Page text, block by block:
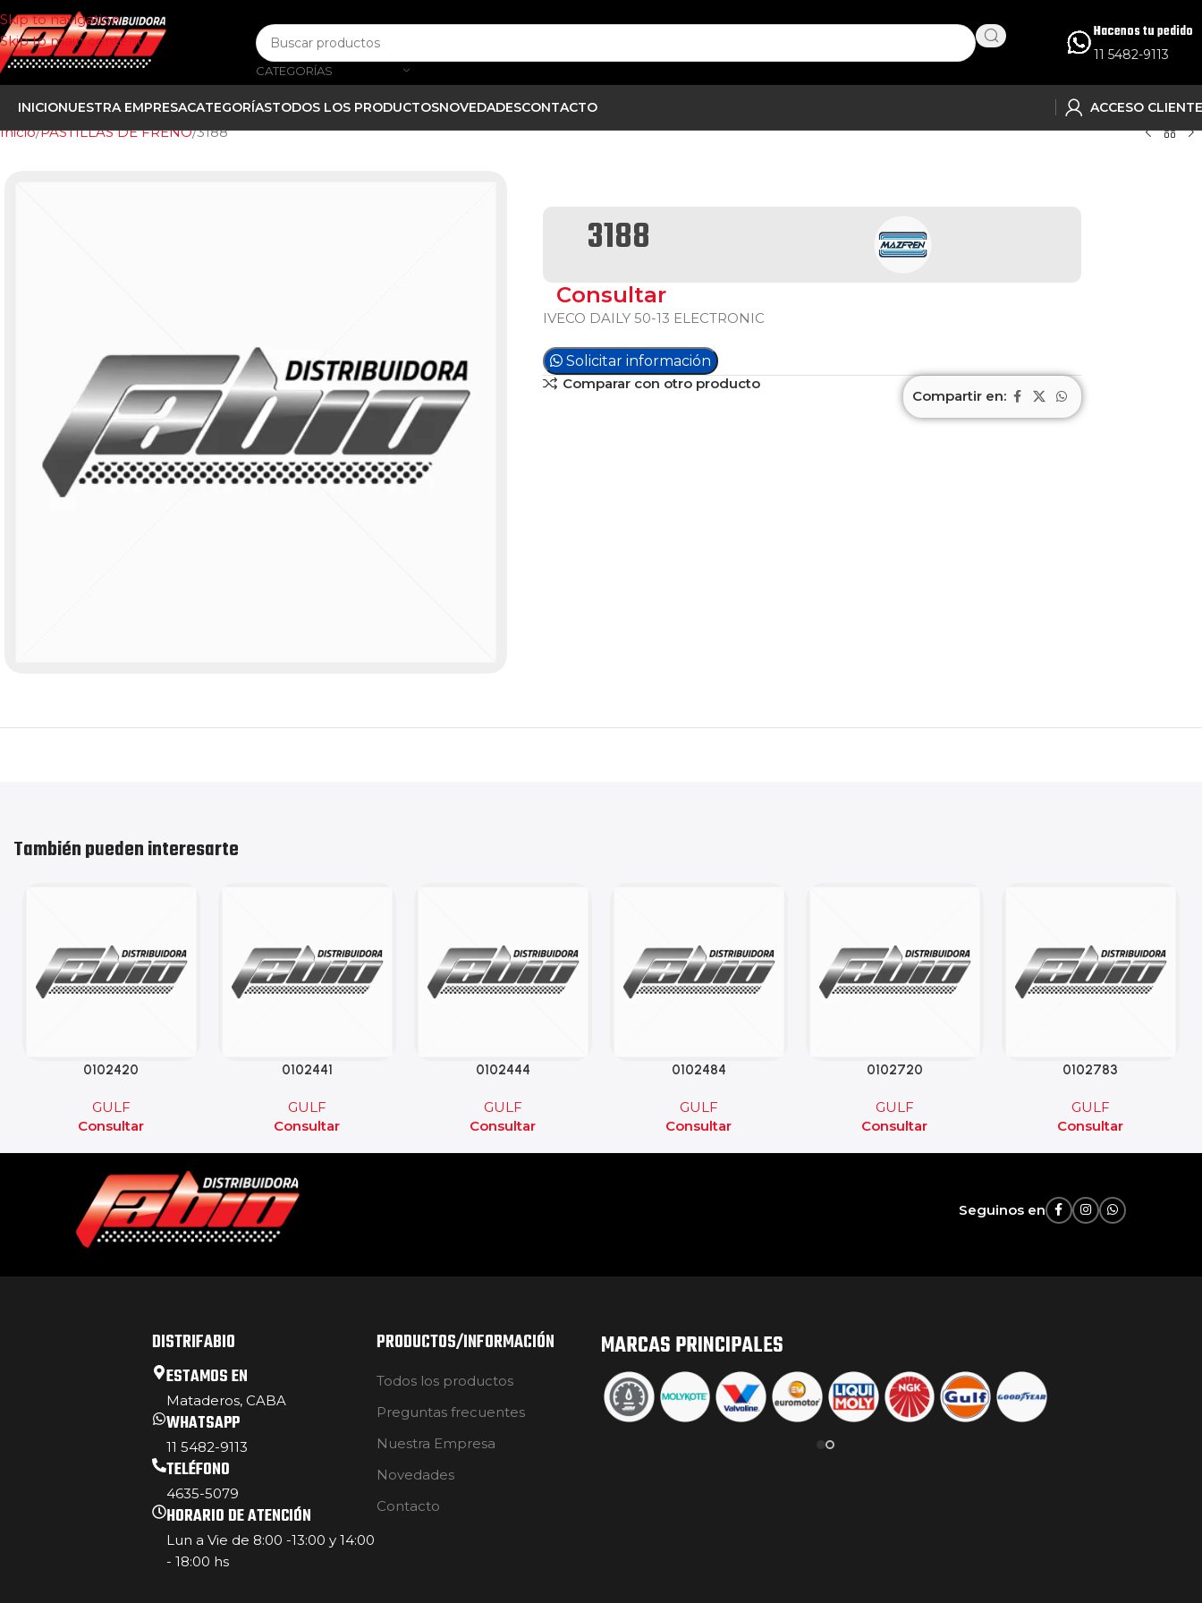
Skip to navigation
Skip to main content
CATEGORÍAS
Hacenos tu pedido
11 5482-9113
INICIONUESTRA EMPRESACATEGORÍASTODOS LOS PRODUCTOSNOVEDADESCONTACTO ACCESO
Inicio PASTILLAS DE FRENO 3188
3188
Consultar
IVECO DAILY 50-13 ELECTRONIC
Solicitar información
Comparar con otro producto
Compartir en:
También pueden interesarte
0102420
GULF
Consultar
0102441
GULF
Consultar
0102444
GULF
Consultar
0102484
GULF
Consultar
0102720
GULF
Consultar
0102783
GULF
Consultar
Seguinos en
DISTRIFABIO
ESTAMOS EN
Mataderos, CABA
WHATSAPP
11 5482-9113
TELÉFONO
4635-5079
HORARIO DE ATENCIÓN
Lun a Vie de 8:00 -13:00 y 14:00
- 18:00 hs
PRODUCTOS/INFORMACIÓN
Todos los productos
Preguntas frecuentes
Nuestra Empresa
Novedades
Contacto
MARCAS PRINCIPALES